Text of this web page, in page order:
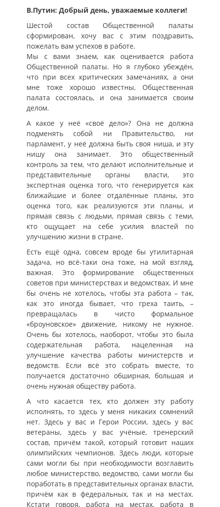
В.Путин: Добрый день, уважаемые коллеги!
Шестой состав Общественной палаты
сформирован, хочу вас с этим поздравить,
пожелать вам успехов в работе.
Мы с вами знаем, как оценивается работа
Общественной палаты. Но я глубоко убеждён,
что при всех критических замечаниях, а они
мне тоже хорошо известны, Общественная
палата состоялась, и она занимается своим
делом.
А какое у неё «своё дело»? Она не должна
подменять собой ни Правительство, ни
парламент, у неё должна быть своя ниша, и эту
нишу она занимает. Это общественный
контроль за тем, что делают исполнительные и
представительные органы власти, это
экспертная оценка того, что генерируется как
ближайшие и более отдалённые планы, это
оценка того, как реализуются эти планы, и
прямая связь с людьми, прямая связь с теми,
кто ощущает на себе усилия властей по
улучшению жизни в стране.
Есть ещё одна, совсем вроде бы утилитарная
задача, но всё-таки она тоже, на мой взгляд,
важная. Это формирование общественных
советов при министерствах и ведомствах. И мне
бы очень не хотелось, чтобы эта работа – так,
как это иногда бывает, что греха таить, –
превращалась в чисто формальное
«броуновское» движение, никому не нужное.
Очень бы хотелось, наоборот, чтобы это была
содержательная работа, нацеленная на
улучшение качества работы министерств и
ведомств. Если всё это собрать вместе, то
получается достаточно обширная, большая и
очень нужная обществу работа.
А что касается тех, кто должен эту работу
исполнять, то здесь у меня никаких сомнений
нет. Здесь у вас и Герои России, здесь у вас
ветераны, здесь у вас учёные, тренерский
состав, причём такой, который готовит наших
олимпийских чемпионов. Здесь люди, которые
сами могли бы при необходимости возглавить
любое министерство, ведомство, сами могли бы
поработать в представительных органах власти,
причём как в федеральных, так и на местах.
Кстати говоря, работа на местах, работа в